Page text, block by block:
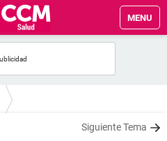
MENU
Siguiente Tema